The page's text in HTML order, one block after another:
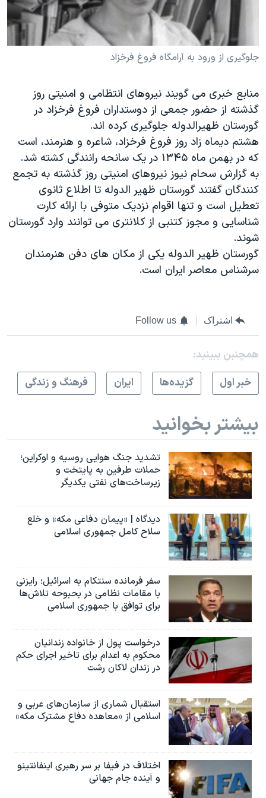
فرهنگ و زندگی
حقوق شهروندی
اقتصادی
اسرائیل در جنگ
گالری عکس
آرشیو پخش زنده
انتخابات ریاست جمهوری آمریکا ۲۰۲۴
حمله جمهوری اسلامی به اسرائیل
ورزش زنان در ایران
اعتراضات زن، زندگی، آزادی
مجموعه مستندهای دادخواهی
تریبونال مردمی آبان ۹۸
دادگاه حمید نوری
چهل سال گروگان‌گیری
قانون شفافیت دارائی کادر رهبری ایران
اسرائیل در جنگ
سفر پرزیدنت ترامپ به چین
دنبال کنید
زبانهای مختلف
جلوگیری از ورود به آرامگاه فروغ فرخزاد
منابع خبری می گویند نیروهای انتظامی و امنیتی روز
گذشته از حضور جمعی از دوستداران فروغ فرخزاد در
گورستان ظهیرالدوله جلوگیری کرده اند.
هشتم دیماه زاد روز فروغ فرخزاد، شاعره و هنرمند، است
که در بهمن ماه ۱۳۴۵ در یک سانحه رانندگی کشته شد.
به گزارش سحام نیوز نیروهای امنیتی روز گذشته به تجمع
کنندگان گفتند گورستان ظهیر الدوله تا اطلاع ثانوی
تعطیل است و تنها اقوام نزدیک متوفی با ارائه کارت
شناسایی و مجوز کتنبی از کلانتری می توانند وارد گورستان
شوند.
گورستان ظهیر الدوله یکی از مکان های دفن هنرمندان
سرشناس معاصر ایران است.
اشتراک Follow us
همچنبن ببینید:
خبر اول
گزيده‌ها ايران فرهنگ و زندگی
بیشتر بخوانید
تشدید جنگ هوایی روسیه و اوکراین؛
حملات طرفین به پایتخت‌ و
زیرساخت‌های نفتی یکدیگر
دیدگاه | «پیمان دفاعی مکه» و خلع
سلاح کامل جمهوری اسلامی
سفر فرمانده سنتکام به اسرائیل؛ رایزنی
با مقامات نظامی در بحبوحه تلاش‌ها
برای توافق با جمهوری اسلامی
درخواست پول از خانواده زندانیان
محکوم به‌ اعدام برای تاخیر اجرای حکم
در زندان لاکان رشت
استقبال شماری از سازمان‌های عربی و
اسلامی از «معاهده دفاع مشترک مکه»
اختلاف در فیفا بر سر رهبری اینفانتینو
و آینده جام جهانی